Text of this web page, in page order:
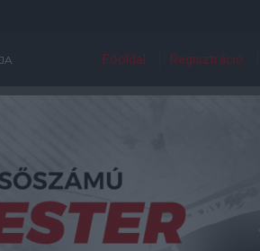
Főoldal Regisztráció